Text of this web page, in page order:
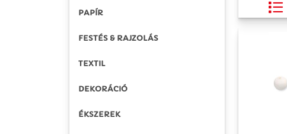
PAPÍR
FESTÉS & RAJZOLÁS
TEXTIL
DEKORÁCIÓ
ÉKSZEREK